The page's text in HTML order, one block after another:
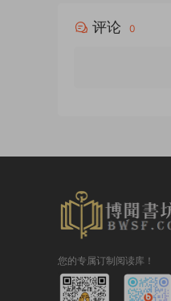
评论 0
您的专属订制阅读库！